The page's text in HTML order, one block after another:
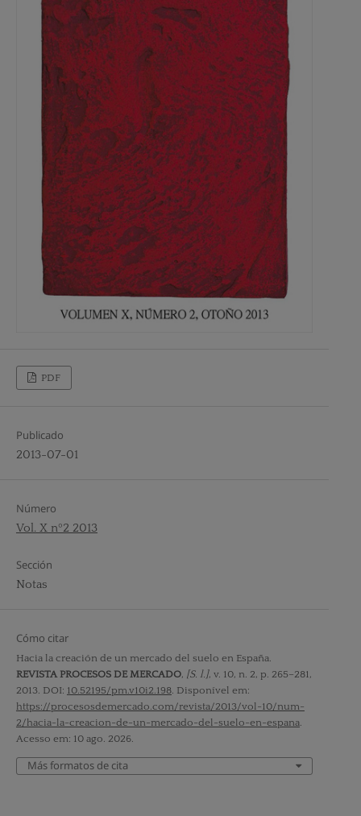
PDF
Publicado
2013-07-01
Número
Vol. X nº2 2013
Sección
Notas
Cómo citar
Hacia la creación de un mercado del suelo en España.
REVISTA PROCESOS DE MERCADO, [S. l.], v. 10, n. 2, p. 265–281,
2013. DOI: 10.52195/pm.v10i2.198. Disponível em:
https://procesosdemercado.com/revista/2013/vol-10/num-
2/hacia-la-creacion-de-un-mercado-del-suelo-en-espana.
Acesso em: 10 ago. 2026.
Más formatos de cita